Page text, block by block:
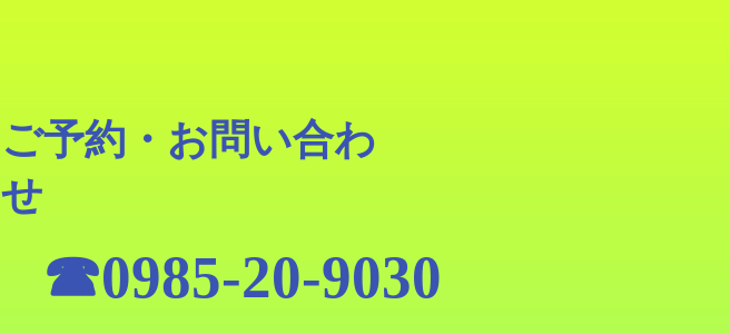
ご予約・お問い合わ
せ
☎0985-20-9030